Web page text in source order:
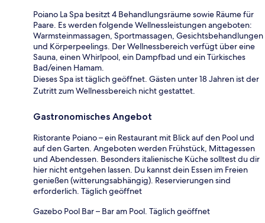
Poiano La Spa besitzt 4 Behandlungsräume sowie Räume für
Paare. Es werden folgende Wellnessleistungen angeboten:
Warmsteinmassagen, Sportmassagen, Gesichtsbehandlungen
und Körperpeelings. Der Wellnessbereich verfügt über eine
Sauna, einen Whirlpool, ein Dampfbad und ein Türkisches
Bad/einen Hamam.
Dieses Spa ist täglich geöffnet. Gästen unter 18 Jahren ist der
Zutritt zum Wellnessbereich nicht gestattet.
Gastronomisches Angebot
Ristorante Poiano – ein Restaurant mit Blick auf den Pool und
auf den Garten. Angeboten werden Frühstück, Mittagessen
und Abendessen. Besonders italienische Küche solltest du dir
hier nicht entgehen lassen. Du kannst dein Essen im Freien
genießen (witterungsabhängig). Reservierungen sind
erforderlich. Täglich geöffnet
Gazebo Pool Bar – Bar am Pool. Täglich geöffnet